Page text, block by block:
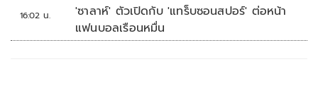
16:02 น.
'ซาลาห์' ตัวเปิดกับ 'แทร็บซอนสปอร์' ต่อหน้า
แฟนบอลเรือนหมื่น